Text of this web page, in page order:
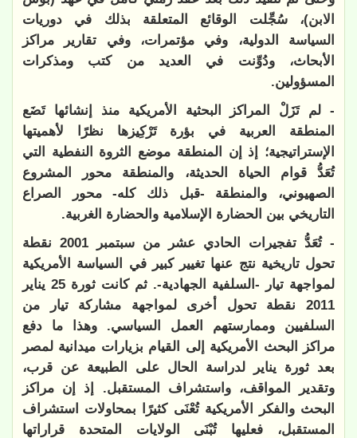
الابن)، سُجِّلت الوقائع المتعلقة بذلك في دوريات
السياسة الدولية، وفي مؤتمرات، وفي تقارير مراكز
الأبحاث، ودُوِّنت في العديد من كتب ومذكرات
المسؤولين.
- لم تَزَلْ المراكز البحثية الأمريكية منذ إنشائها تَضَع
المنطقة العربية في بؤرة تَرْكِيزها نظرًا لأهميتها
الإستراتيجية؛ إذ إن المنطقة موضع الثروة النفطية التي
تُعَدُّ قوام الحياة الحديثة، والمنطقة محور المشروع
الصهيوني، والمنطقة -قبل ذلك كله- محور الصراع
التاريخي بين الحضارة الإسلامية والحضارة الغربية.
- تُعَدُّ تفجيرات الحادي عشر من سبتمبر 2001 نقطة
تحول تاريخية نتج عنها تغيير كبير في السياسة الأمريكية
لمواجهة تيار -السلفية الجهادية-. ثم كانت ثورة 25 يناير
2011 نقطة تحول أخرى لمواجهة مشاركة تيار من
السلفيين وممارستهم العمل السياسي. وهذا ما دفع
مراكز البحث الأمريكية إلى القيام بزيارات ميدانية لمصر
بعد ثورة يناير لدراسة الحال على الطبيعة عن قرب،
وتقدير المواقف، واستشراف المستقبل. إذ إن مراكز
البحث والفكر الأمريكية تُعْنَى كثيرًا بمحاولات استشراف
المستقبل، فعليها تُبْنَى الولايات المتحدة قراراتها